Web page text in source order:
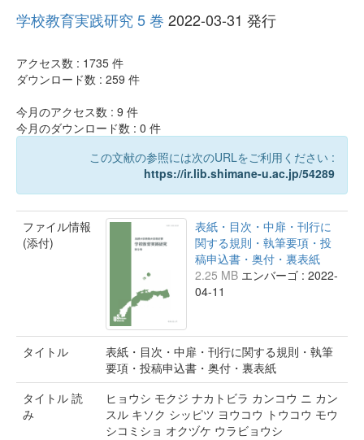
学校教育実践研究 5 巻 2022-03-31 発行
アクセス数 : 1735 件
ダウンロード数 : 259 件
今月のアクセス数 : 9 件
今月のダウンロード数 : 0 件
この文献の参照には次のURLをご利用ください :
https://ir.lib.shimane-u.ac.jp/54289
ファイル情報
(添付)
表紙・目次・中扉・刊行に
関する規則・執筆要項・投
稿申込書・奥付・裏表紙
2.25 MB エンバーゴ : 2022-
04-11
タイトル
表紙・目次・中扉・刊行に関する規則・執筆
要項・投稿申込書・奥付・裏表紙
タイトル 読
み
ヒョウシ モクジ ナカトビラ カンコウ ニ カン
スル キソク シッピツ ヨウコウ トウコウ モウ
シコミショ オクヅケ ウラビョウシ